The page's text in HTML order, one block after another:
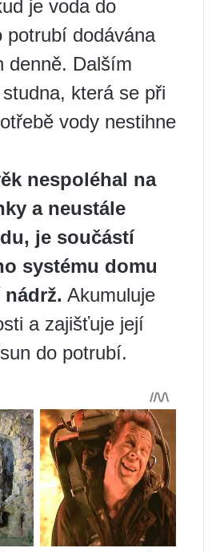
je voda do
potrubí dodávána
denně. Dalším
která se při
vody nestihne
nespoléhal na
a neustále
je součástí
systému domu
Akumuluje
a zajišťuje její
do potrubí.